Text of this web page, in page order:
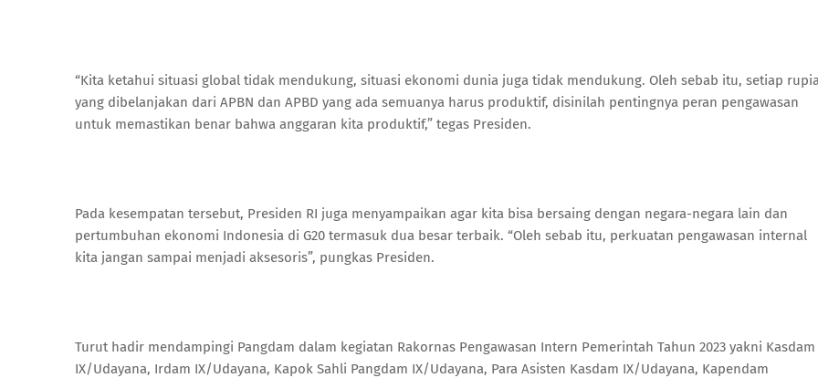
“Kita ketahui situasi global tidak mendukung, situasi ekonomi dunia juga tidak mendukung. Oleh sebab itu, setiap
yang dibelanjakan dari APBN dan APBD yang ada semuanya harus produktif, disinilah pentingnya peran pengawasan
untuk memastikan benar bahwa anggaran kita produktif,” tegas Presiden.
Pada kesempatan tersebut, Presiden RI juga menyampaikan agar kita bisa bersaing dengan negara-negara lain dan
pertumbuhan ekonomi Indonesia di G20 termasuk dua besar terbaik. “Oleh sebab itu, perkuatan pengawasan internal
kita jangan sampai menjadi aksesoris”, pungkas Presiden.
Turut hadir mendampingi Pangdam dalam kegiatan Rakornas Pengawasan Intern Pemerintah Tahun 2023 yakni Kasdam
IX/Udayana, Irdam IX/Udayana, Kapok Sahli Pangdam IX/Udayana, Para Asisten Kasdam IX/Udayana, Kapendam